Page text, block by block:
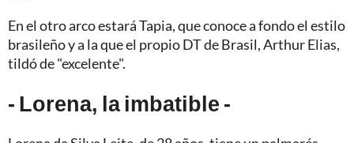
En el otro arco estará Tapia, que conoce a fondo el estilo
brasileño y a la que el propio DT de Brasil, Arthur Elias,
tildó de "excelente".
- Lorena, la imbatible -